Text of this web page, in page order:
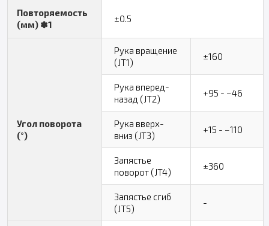
Повторяемость
(мм) ✽1
±0.5
Угол поворота
(°)
Рука вращение
(JT1)
±160
Рука вперед-
назад (JT2)
+95 - −46
Рука вверх-
вниз (JT3)
+15 - −110
Запястье
поворот (JT4)
±360
Запястье сгиб
(JT5)
-